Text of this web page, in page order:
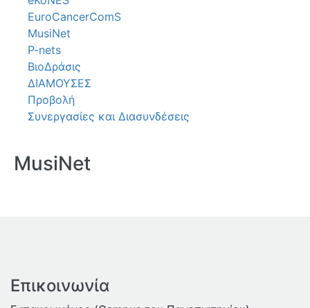
EuroCancerComS
MusiNet
P-nets
ΒιοΔράσις
ΔΙΑΜΟΥΣΕΣ
Προβολή
Συνεργασίες και Διασυνδέσεις
MusiNet
Επικοινωνία